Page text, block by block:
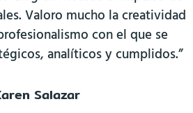
Valoro mucho la creatividad
con el que se
analíticos y cumplidos.”
Salazar